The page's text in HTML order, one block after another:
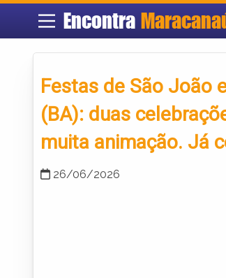
Encontra
Festas de São João
(BA): duas
muita animação. Já
26/06/2026